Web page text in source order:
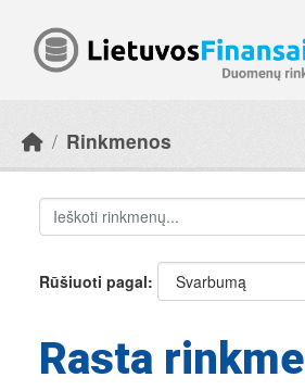
Rinkmenos
Rūšiuoti pagal
Rasta